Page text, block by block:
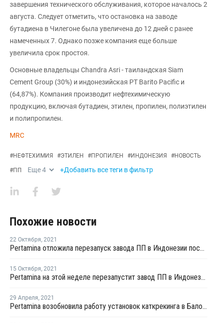
завершения технического обслуживания, которое началось 2
августа. Следует отметить, что остановка на заводе
бутадиена в Чилегоне была увеличена до 12 дней с ранее
намеченных 7. Однако позже компания еще больше
увеличила срок простоя.
Основные владельцы Chandra Asri - таиландская Siam
Cement Group (30%) и индонезийская PT Barito Pacific и
(64,87%). Компания производит нефтехимическую
продукцию, включая бутадиен, этилен, пропилен, полиэтилен
и полипропилен.
MRC
#НЕФТЕХИМИЯ #ЭТИЛЕН #ПРОПИЛЕН #ИНДОНЕЗИЯ #НОВОСТЬ
#ПП Еще4 +Добавить все теги в фильтр
Похожие новости
22 Октября, 2021
Pertamina отложила перезапуск завода ПП в Индонезии после планового ремонта
15 Октября, 2021
Pertamina на этой неделе перезапустит завод ПП в Индонезии после планового ремонта
29 Апреля, 2021
Pertamina возобновила работу установок каткрекинга в Балонгане